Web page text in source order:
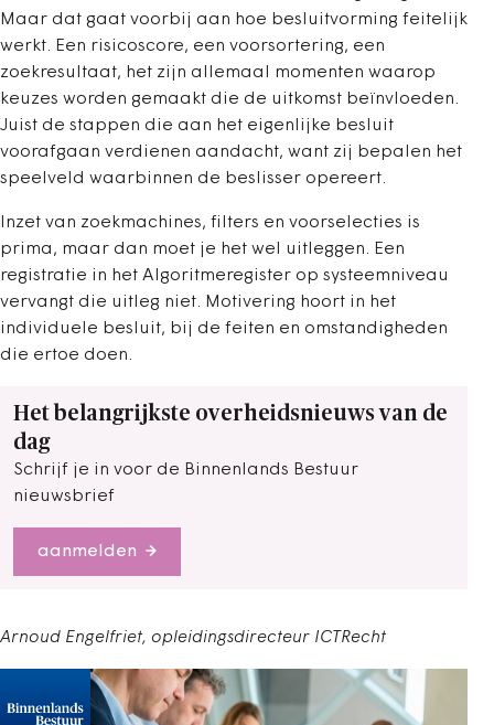
Maar dat gaat voorbij aan hoe besluitvorming feitelijk
werkt. Een risicoscore, een voorsortering, een
zoekresultaat, het zijn allemaal momenten waarop
keuzes worden gemaakt die de uitkomst beïnvloeden.
Juist de stappen die aan het eigenlijke besluit
voorafgaan verdienen aandacht, want zij bepalen het
speelveld waarbinnen de beslisser opereert.
Inzet van zoekmachines, filters en voorselecties is
prima, maar dan moet je het wel uitleggen. Een
registratie in het Algoritmeregister op systeemniveau
vervangt die uitleg niet. Motivering hoort in het
individuele besluit, bij de feiten en omstandigheden
die ertoe doen.
Het belangrijkste overheidsnieuws van de
dag
Schrijf je in voor de Binnenlands Bestuur
nieuwsbrief
aanmelden
Arnoud Engelfriet, opleidingsdirecteur ICTRecht